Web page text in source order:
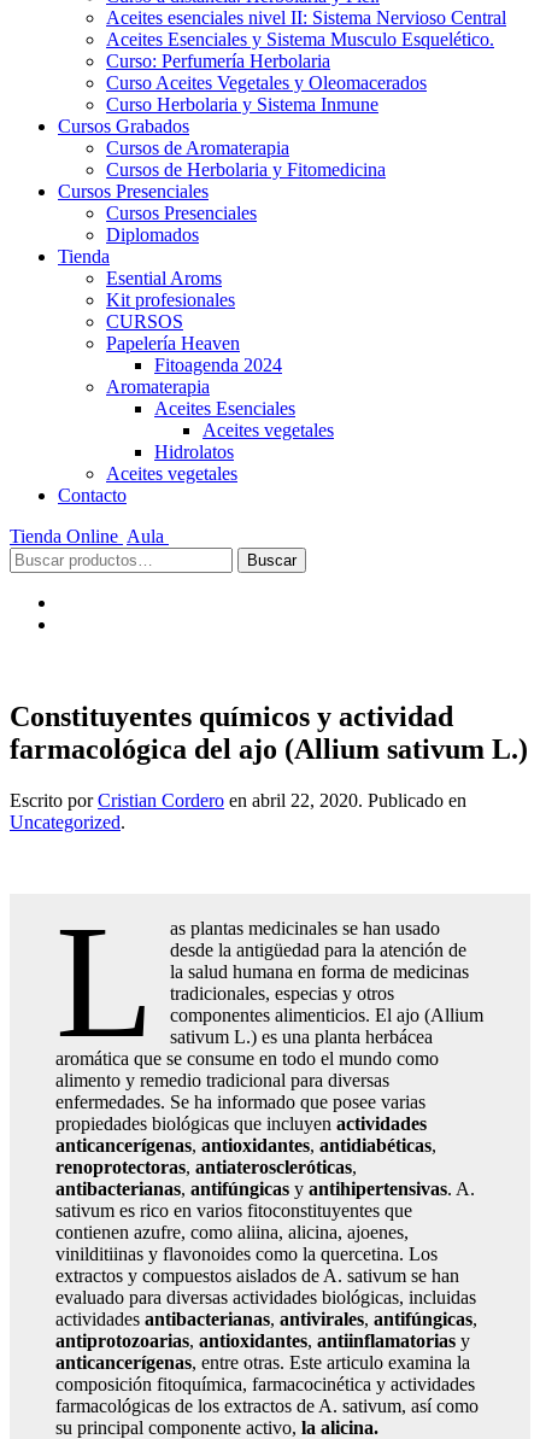
Aceites esenciales nivel II: Sistema Nervioso Central
Aceites Esenciales y Sistema Musculo Esquelético.
Curso: Perfumería Herbolaria
Curso Aceites Vegetales y Oleomacerados
Curso Herbolaria y Sistema Inmune
Cursos Grabados
Cursos de Aromaterapia
Cursos de Herbolaria y Fitomedicina
Cursos Presenciales
Cursos Presenciales
Diplomados
Tienda
Esential Aroms
Kit profesionales
CURSOS
Papelería Heaven
Fitoagenda 2024
Aromaterapia
Aceites Esenciales
Aceites vegetales
Hidrolatos
Aceites vegetales
Contacto
Tienda Online Aula
Buscar
por:
Buscar
Constituyentes químicos y actividad
farmacológica del ajo (Allium sativum L.)
Escrito porCristian Cordero en abril 22, 2020. Publicado en
Uncategorized.
L
as plantas medicinales se han usado
desde la antigüedad para la atención de
la salud humana en forma de medicinas
tradicionales, especias y otros
componentes alimenticios. El ajo (Allium
sativum L.) es una planta herbácea
aromática que se consume en todo el mundo como
alimento y remedio tradicional para diversas
enfermedades. Se ha informado que posee varias
propiedades biológicas que incluyen actividades
anticancerígenas, antioxidantes, antidiabéticas,
renoprotectoras, antiateroscleróticas,
antibacterianas, antifúngicas y antihipertensivas. A.
sativum es rico en varios fitoconstituyentes que
contienen azufre, como aliina, alicina, ajoenes,
vinilditiinas y flavonoides como la quercetina. Los
extractos y compuestos aislados de A. sativum se han
evaluado para diversas actividades biológicas, incluidas
actividades antibacterianas, antivirales, antifúngicas,
antiprotozoarias, antioxidantes, antiinflamatorias y
anticancerígenas, entre otras. Este articulo examina la
composición fitoquímica, farmacocinética y actividades
farmacológicas de los extractos de A. sativum, así como
su principal componente activo, la alicina.